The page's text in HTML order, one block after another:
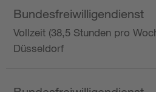
Bundesfreiwilligendienst
Vollzeit (38,5 Stunden pro
Düsseldorf